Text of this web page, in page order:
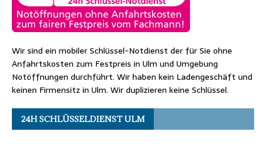
Wir sind ein mobiler Schlüssel-Notdienst der für Sie ohne
Anfahrtskosten zum Festpreis in Ulm und Umgebung
Notöffnungen durchführt. Wir haben kein Ladengeschäft und
keinen Firmensitz in Ulm. Wir duplizieren keine Schlüssel.
24H SCHLÜSSELDIENST ULM